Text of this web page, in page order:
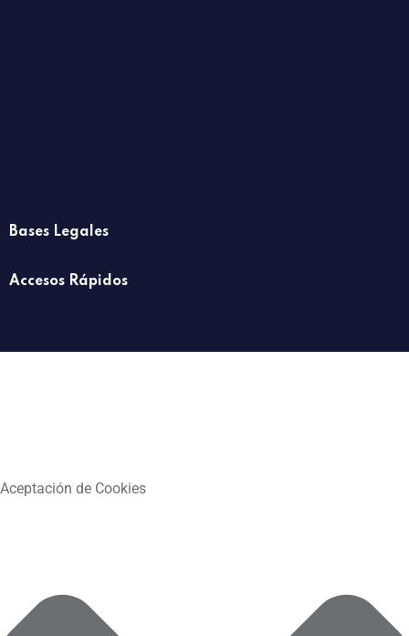
Bases Legales
Accesos Rápidos
Aceptación de Cookies